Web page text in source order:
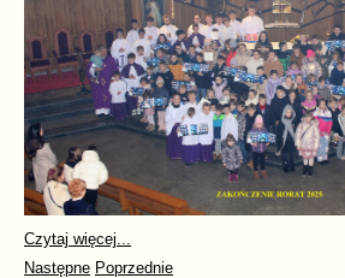
Czytaj więcej...
Następne Poprzednie